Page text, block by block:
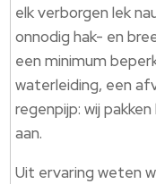
elk verborgen lek
onnodig hak- en
een minimum
waterleiding, een
regenpijp: wij
aan.
Uit ervaring weten